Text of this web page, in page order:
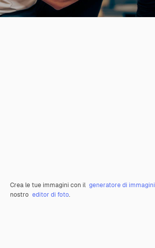
Crea le tue immagini con il generatore di immagini
nostro editor di foto.